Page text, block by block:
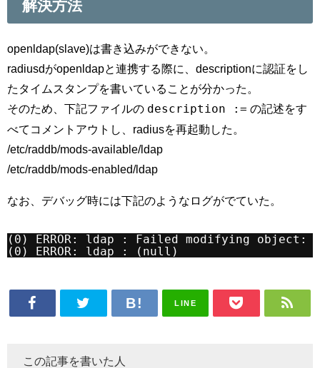
解決方法
openldap(slave)は書き込みができない。
radiusdがopenldapと連携する際に、descriptionに認証をし
たタイムスタンプを書いていることが分かった。
そのため、下記ファイルの description := の記述をす
べてコメントアウトし、radiusを再起動した。
/etc/raddb/mods-available/ldap
/etc/raddb/mods-enabled/ldap
なお、デバッグ時には下記のようなログがでていた。
(0) ERROR: ldap : Failed modifying object:
(0) ERROR: ldap : (null)
LINE
この記事を書いた人